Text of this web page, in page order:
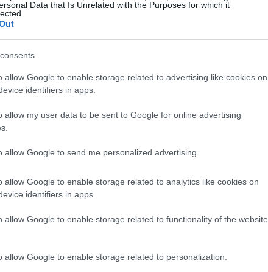
Data that Is Unrelated with the Purposes for which it
allow Google to enable storage related to advertising like cookies on
identifiers in apps.
allow my user data to be sent to Google for online advertising
allow Google to send me personalized advertising.
allow Google to enable storage related to analytics like cookies on
identifiers in apps.
allow Google to enable storage related to functionality of the website
allow Google to enable storage related to personalization.
un futuro nella EF Education-EasyPost, dopo
AG2R La Mondiale Team, ci porta a
le alleanze strategiche, che sono sempre
La realtà è meno politically correct: nel
e scorrettezza è labile e soggetto a